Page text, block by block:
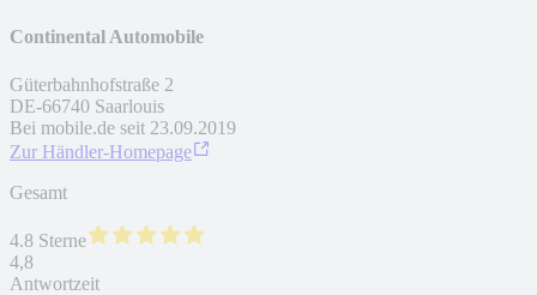
Continental Automobile
Güterbahnhofstraße 2
DE-66740 Saarlouis
Bei mobile.de seit 23.09.2019
Zur Händler-Homepage
Gesamt
4.8 Sterne
4,8
Antwortzeit